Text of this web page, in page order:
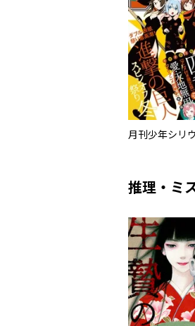
月刊少年シリ
推理・ミ